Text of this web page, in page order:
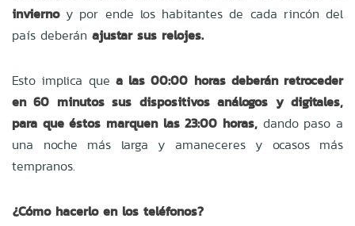
invierno y por ende los habitantes de cada rincón del
país deberán ajustar sus relojes.
Esto implica que a las 00:00 horas deberán retroceder
en 60 minutos sus dispositivos análogos y digitales,
para que éstos marquen las 23:00 horas, dando paso a
una noche más larga y amaneceres y ocasos más
tempranos.
¿Cómo hacerlo en los teléfonos?